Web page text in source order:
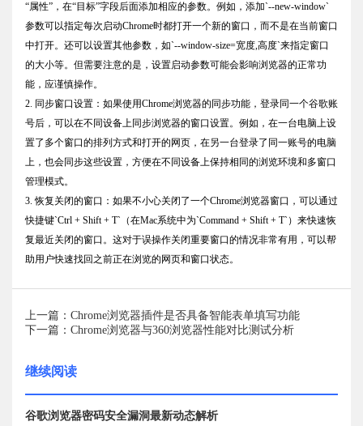
“属性”，在“目标”字段后面添加相应的参数。例如，添加`--new-window`
参数可以指定每次启动Chrome时都打开一个新的窗口，而不是在当前窗口
中打开。还可以设置其他参数，如`--window-size=宽度,高度`来指定窗口
的大小等。但需要注意的是，设置启动参数可能会影响浏览器的正常功
能，应谨慎操作。
2. 同步窗口设置：如果使用Chrome浏览器的同步功能，登录同一个谷歌账
号后，可以在不同设备上同步浏览器的窗口设置。例如，在一台电脑上设
置了多个窗口的排列方式和打开的网页，在另一台登录了同一账号的电脑
上，也会同步这些设置，方便在不同设备上保持相同的浏览环境和多窗口
管理模式。
3. 恢复关闭的窗口：如果不小心关闭了一个Chrome浏览器窗口，可以通过
快捷键`Ctrl + Shift + T`（在Mac系统中为`Command + Shift + T`）来快速恢
复最近关闭的窗口。这对于误操作关闭重要窗口的情况非常有用，可以帮
助用户快速找回之前正在浏览的网页和窗口状态。
上一篇：Chrome浏览器插件是否具备智能表单填写功能
下一篇：Chrome浏览器与360浏览器性能对比测试分析
继续阅读
谷歌浏览器密码安全漏洞最新动态解析